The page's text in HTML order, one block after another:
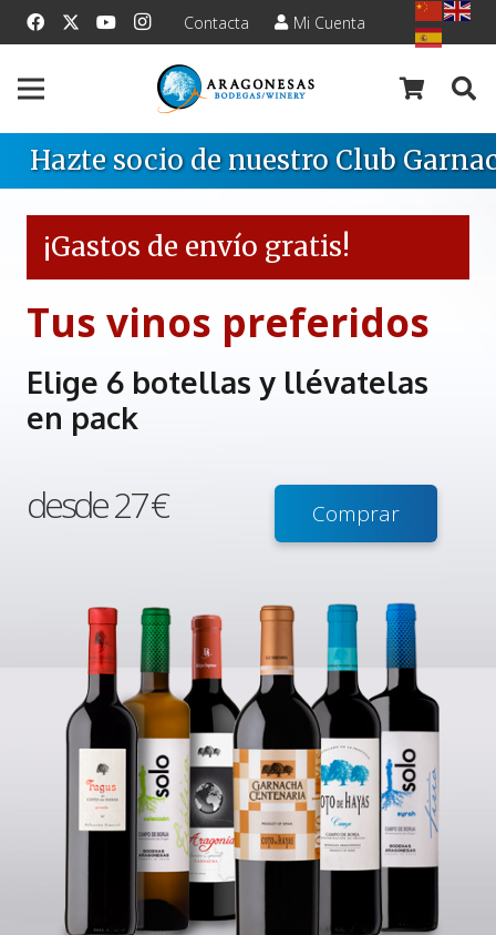
Contacta Mi Cuenta
Hazte socio de nuestro Club
¡Gastos de envío gratis!
Tus vinos preferidos
Elige 6 botellas y llévatelas
en pack
desde 27 € Comprar